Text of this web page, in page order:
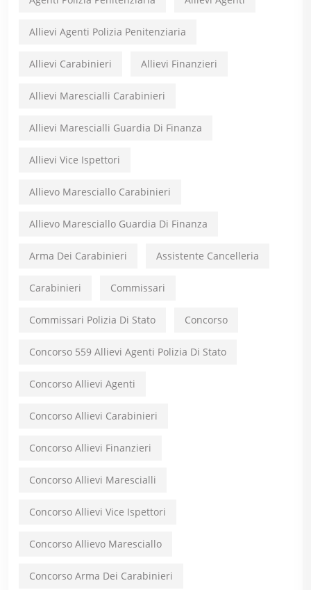
Allievi Agenti Polizia Penitenziaria
Allievi Carabinieri Allievi Finanzieri
Allievi Marescialli Carabinieri
Allievi Marescialli Guardia Di Finanza
Allievi Vice Ispettori
Allievo Maresciallo Carabinieri
Allievo Maresciallo Guardia Di Finanza
Arma Dei Carabinieri Assistente Cancelleria
Carabinieri Commissari
Commissari Polizia Di Stato Concorso
Concorso 559 Allievi Agenti Polizia Di Stato
Concorso Allievi Agenti
Concorso Allievi Carabinieri
Concorso Allievi Finanzieri
Concorso Allievi Marescialli
Concorso Allievi Vice Ispettori
Concorso Allievo Maresciallo
Concorso Arma Dei Carabinieri